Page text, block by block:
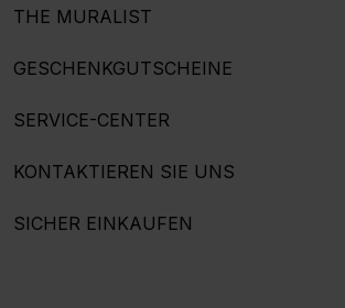
THE MURALIST
GESCHENKGUTSCHEINE
SERVICE-CENTER
KONTAKTIEREN SIE UNS
SICHER EINKAUFEN